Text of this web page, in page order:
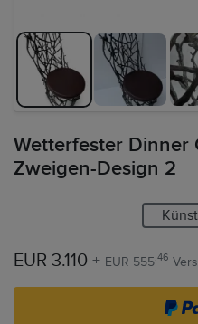
Wetterfester Dinner
Zweigen-Design 2
EUR 3.110 + EUR 555.46